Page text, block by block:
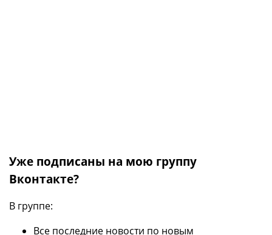
Уже подписаны на мою группу
Вконтакте?
В группе:
Все последние новости по новым